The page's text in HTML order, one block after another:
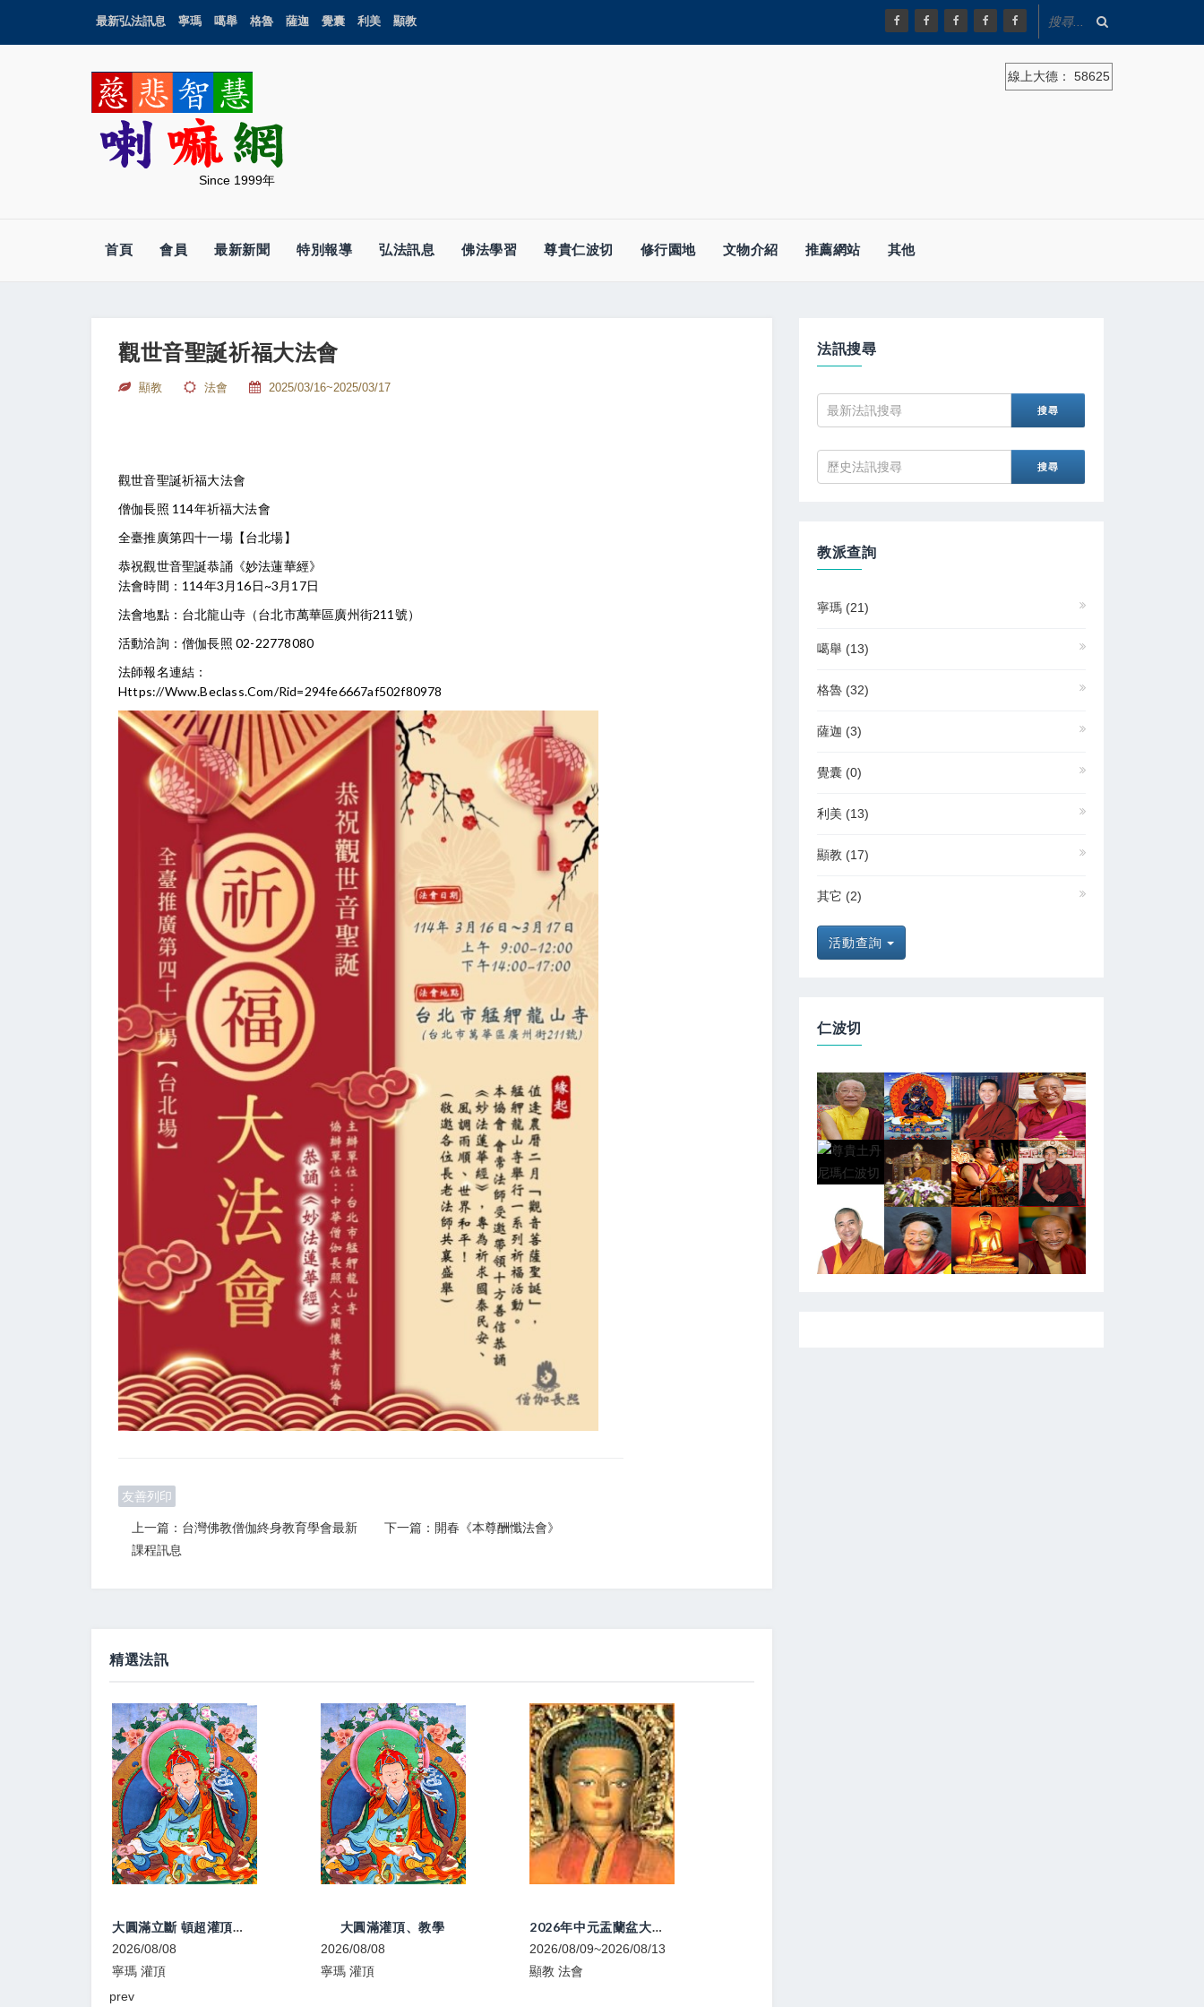
最新弘法訊息 寧瑪 噶舉 格魯 薩迦 覺囊 利美 顯教
Since 1999年
線上大德： 58625
首頁 會員 最新新聞 特別報導 弘法訊息 佛法學習 尊貴仁波切 修行園地 文物介紹 推薦網站 其他
觀世音聖誕祈福大法會
顯教 法會 2025/03/16~2025/03/17
觀世音聖誕祈福大法會
僧伽長照 114年祈福大法會
全臺推廣第四十一場【台北場】
恭祝觀世音聖誕恭誦《妙法蓮華經》
法會時間：114年3月16日~3月17日
法會地點：台北龍山寺（台北市萬華區廣州街211號）
活動洽詢：僧伽長照 02-22778080
法師報名連結：
Https://www.beclass.com/rid=294fe6667af502f80978
友善列印
上一篇：台灣佛教僧伽終身教育學會最新
課程訊息
下一篇：開春《本尊酬懺法會》
精選法訊
大圓滿灌頂、教學
2026/08/08
寧瑪 灌頂
2026/08/09~2026/08/13
顯教 法會
2026/08/09
寧瑪 法會
prev
法訊搜尋
教派查詢
寧瑪 (21)
噶舉 (13)
格魯 (32)
薩迦 (3)
覺囊 (0)
利美 (13)
顯教 (17)
其它 (2)
活動查詢
仁波切